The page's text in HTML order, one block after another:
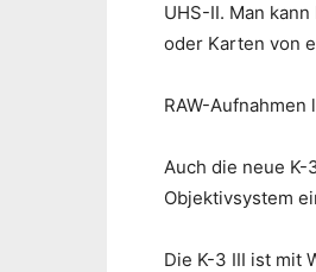
UHS-II. Man
oder Karten von
RAW-
Auch die neue K-
Objektivsystem
Die K-3 III ist mit